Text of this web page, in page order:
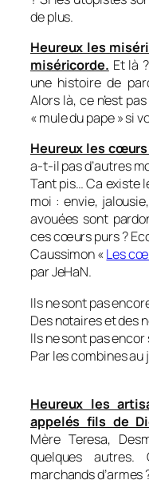
de plus.
Heureux les
miséricorde. Et là
une histoire de
Alors là, ce n’est
« mule du pape » si
Heureux les
a-t-il pas d’autres
Tant pis… Ca existe
moi : envie,
avouées sont
ces cœurs purs ?
Caussimon «Les
par JeHaN.
Ils ne sont pas
Des notaires et des
Ils ne sont pas encor
Par les combines au
Heureux les
appelés fils de
Mère Teresa,
quelques
marchands d’armes